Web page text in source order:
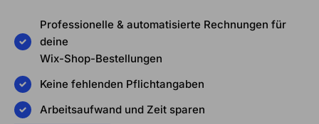
Professionelle & automatisierte Rechnungen für
deine
Wix-Shop-Bestellungen
Keine fehlenden Pflichtangaben
Arbeitsaufwand und Zeit sparen